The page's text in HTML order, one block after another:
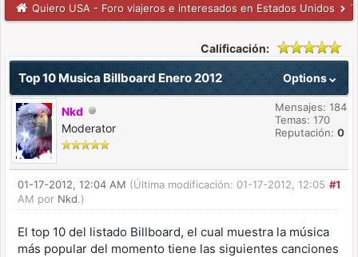
Quiero USA - Foro viajeros e interesados en Estados Unidos
Calificación:
Options
Top 10 Musica Billboard Enero 2012
Nkd
Moderator
Mensajes: 184
Temas: 170
Reputación: 0
#1
01-17-2012, 12:04 AM (Última modificación: 01-17-2012, 12:05
AM por Nkd.)
El top 10 del listado Billboard, el cual muestra la música
más popular del momento tiene las siguientes canciones